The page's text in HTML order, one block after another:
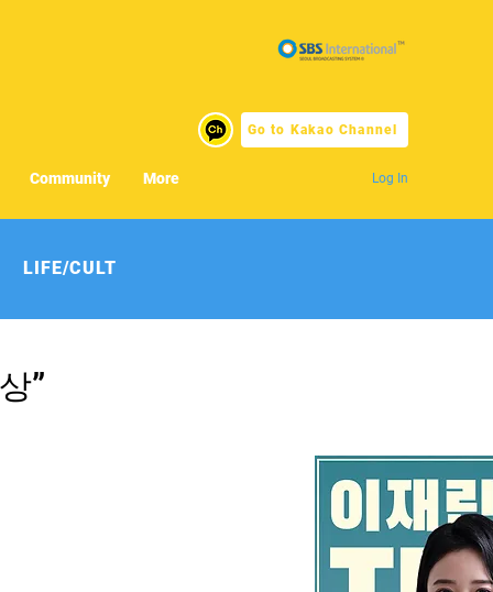
Go to Kakao Channel
Log In
Community More
LIFE/CULT
”